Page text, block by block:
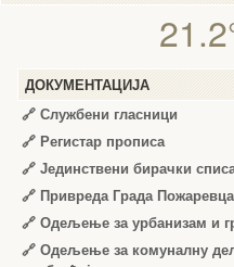
ДОКУМЕНТАЦИЈА
🔗 Службени гласници
🔗 Регистар прописа
🔗 Јединствени бирачки
🔗 Привреда Града Пожаревца
🔗 Одељење за урбанизам и
🔗 Одељење за комуналну